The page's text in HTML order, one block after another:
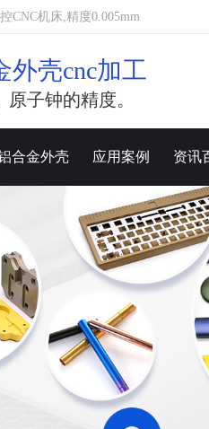
CNC机床,精度0.005mm
外壳cnc加工
子钟的精度。
合金外壳 应用案例 资讯